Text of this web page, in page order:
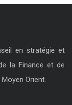
en stratégie et
la Finance et de
Orient.